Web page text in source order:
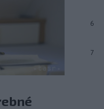
6
7